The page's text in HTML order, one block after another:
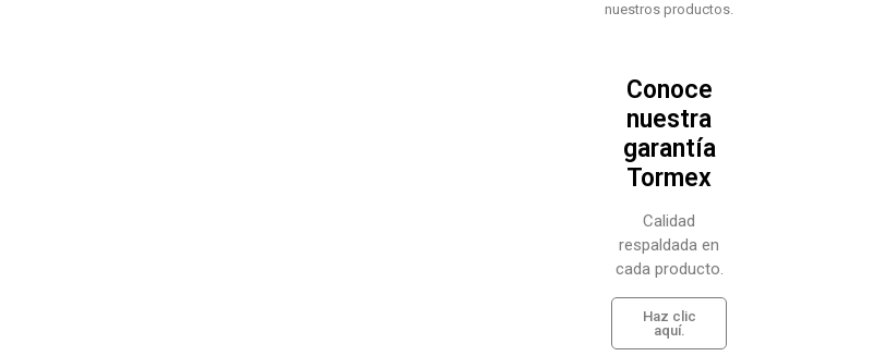
nuestros productos.
Conoce
nuestra
garantía
Tormex
Calidad
respaldada en
cada producto.
Haz clic
aquí.